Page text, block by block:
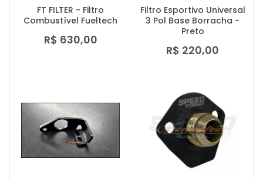
FT FILTER - Filtro
Combustível Fueltech
R$ 630,00
Filtro Esportivo Universal
3 Pol Base Borracha -
Preto
R$ 220,00